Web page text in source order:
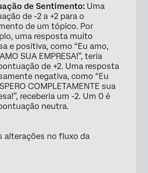
de Sentimento: Uma
de -2 a +2 para o
de um tópico. Por
uma resposta muito
e positiva, como “Eu amo,
SUA EMPRESA!”, teria
de +2. Uma resposta
negativa, como “Eu
COMPLETAMENTE sua
receberia um -2. Um 0 é
neutra.
alterações no fluxo da